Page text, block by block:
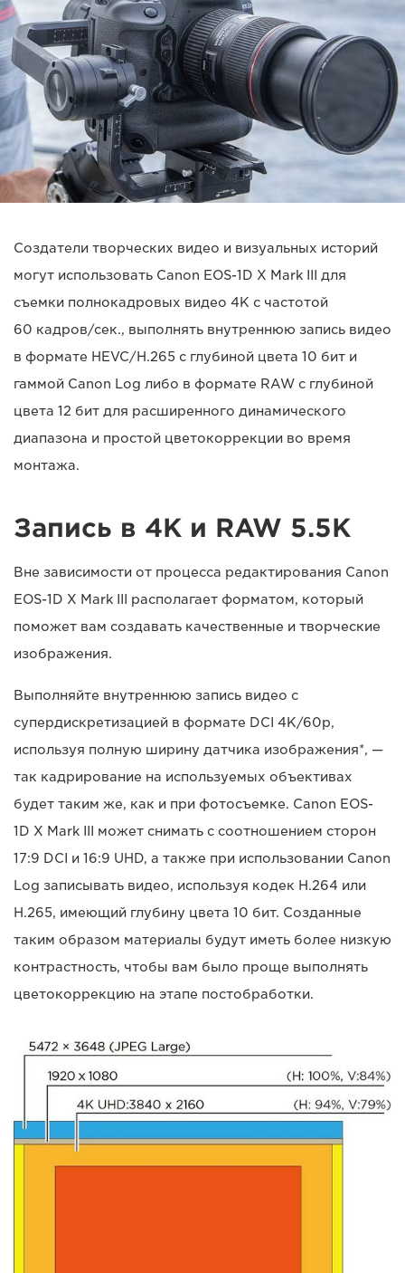
Создатели творческих видео и визуальных историй
могут использовать Canon EOS-1D X Mark III для
съемки полнокадровых видео 4K с частотой
60 кадров/сек., выполнять внутреннюю запись видео
в формате HEVC/H.265 с глубиной цвета 10 бит и
гаммой Canon Log либо в формате RAW с глубиной
цвета 12 бит для расширенного динамического
диапазона и простой цветокоррекции во время
монтажа.
Запись в 4K и RAW 5.5K
Вне зависимости от процесса редактирования Canon
EOS-1D X Mark III располагает форматом, который
поможет вам создавать качественные и творческие
изображения.
Выполняйте внутреннюю запись видео с
супердискретизацией в формате DCI 4K/60p,
используя полную ширину датчика изображения*, —
так кадрирование на используемых объективах
будет таким же, как и при фотосъемке. Canon EOS-
1D X Mark III может снимать с соотношением сторон
17:9 DCI и 16:9 UHD, а также при использовании Canon
Log записывать видео, используя кодек H.264 или
H.265, имеющий глубину цвета 10 бит. Созданные
таким образом материалы будут иметь более низкую
контрастность, чтобы вам было проще выполнять
цветокоррекцию на этапе постобработки.